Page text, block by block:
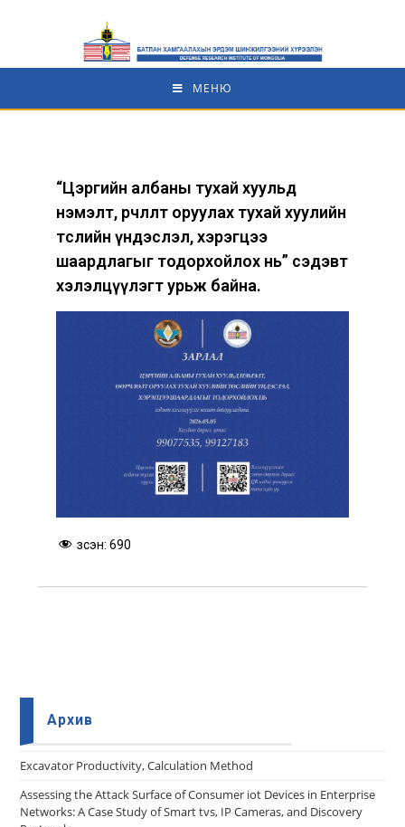
МЕНЮ
“Цэргийн албаны тухай хуульд
нэмэлт, өөрчлөлт оруулах тухай хуулийн
төслийн үндэслэл, хэрэгцээ
шаардлагыг тодорхойлох нь” сэдэвт
хэлэлцүүлэгт урьж байна.
Үзсэн: 690
Архив
Еxcavator Productivity, Calculation Method
Assessing the Attack Surface of Consumer iot Devices in Enterprise
Networks: A Case Study of Smart tvs, IP Cameras, and Discovery